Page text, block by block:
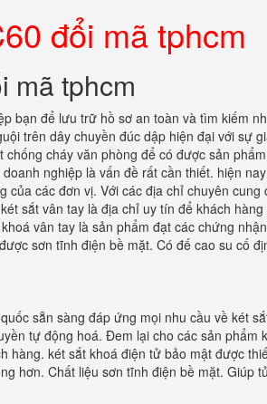
đổi mã tphcm
mã tphcm
bạn để lưu trữ hồ sơ an toàn và tìm kiếm
trên dây chuyền đúc dập hiện đại với sự
cháy văn phòng để có được sản
nghiệp là vấn đề rất cần thiết. hiện
các đơn vị. Với các địa chỉ chuyên cung
sắt vân tay là địa chỉ uy tín để khách hàng
vân tay là sản phẩm đạt các chứng
sơn tĩnh điện bề mặt. Có đế cao su cố
sẵn sàng đáp ứng mọi nhu cầu về két
tự động hoá. Đem lại cho các sản phẩm
hàng. két sắt khoá điện tử bảo mật được
hơn. Chất liệu sơn tĩnh điện bề mặt. Giúp